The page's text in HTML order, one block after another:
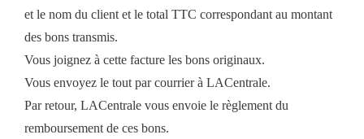
et le nom du client et le total TTC correspondant au montant
des bons transmis.
Vous joignez à cette facture les bons originaux.
Vous envoyez le tout par courrier à LACentrale.
Par retour, LACentrale vous envoie le règlement du
remboursement de ces bons.